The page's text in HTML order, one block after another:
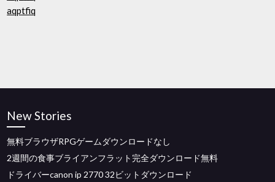
aqptfiq
New Stories
無料ブラウザRPGゲームダウンロードなし
2週間の食事ブライアンフラット完全ダウンロード無料
ドライバーcanon ip 2770 32ビットダウンロード